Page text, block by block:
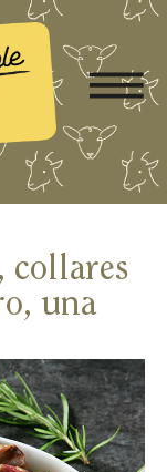
collares
una